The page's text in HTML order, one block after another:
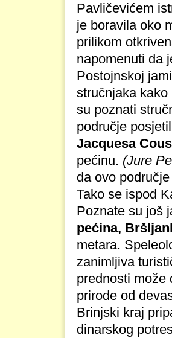
Pavličevićem
je boravila oko
prilikom
napomenuti da
Postojnskoj
stručnjaka
su poznati
područje
Jacquesa
pećinu. (Jure
da ovo
Tako se ispod
Poznate su još
pećina,
metara.
zanimljiva
prednosti može
prirode od
Brinjski kraj
dinarskog